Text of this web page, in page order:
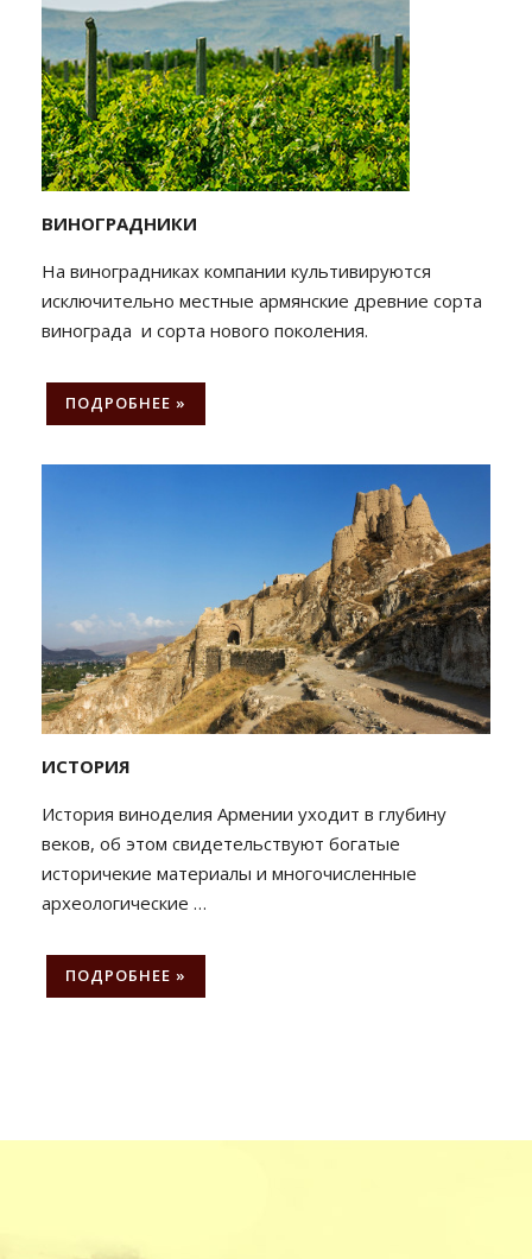
ВИНОГРАДНИКИ
На виноградниках компании культивируются
исключительно местные армянские древние сорта
винограда и сорта нового поколения.
ПОДРОБНЕЕ »
ИСТОРИЯ
История виноделия Армении уходит в глубину
веков, об этом свидетельствуют богатые
историчекие материалы и многочисленные
археологические …
ПОДРОБНЕЕ »